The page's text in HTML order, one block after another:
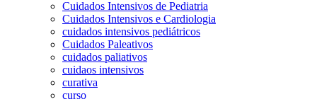
Cuidados Intensivos de Pediatria
Cuidados Intensivos e Cardiologia
cuidados intensivos pediátricos
Cuidados Paleativos
cuidados paliativos
cuidaos intensivos
curativa
curso